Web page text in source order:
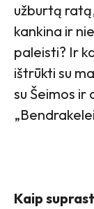
užburtą
kankina ir
paleisti? Ir
ištrūkti su
su Šeimos ir
Kaip